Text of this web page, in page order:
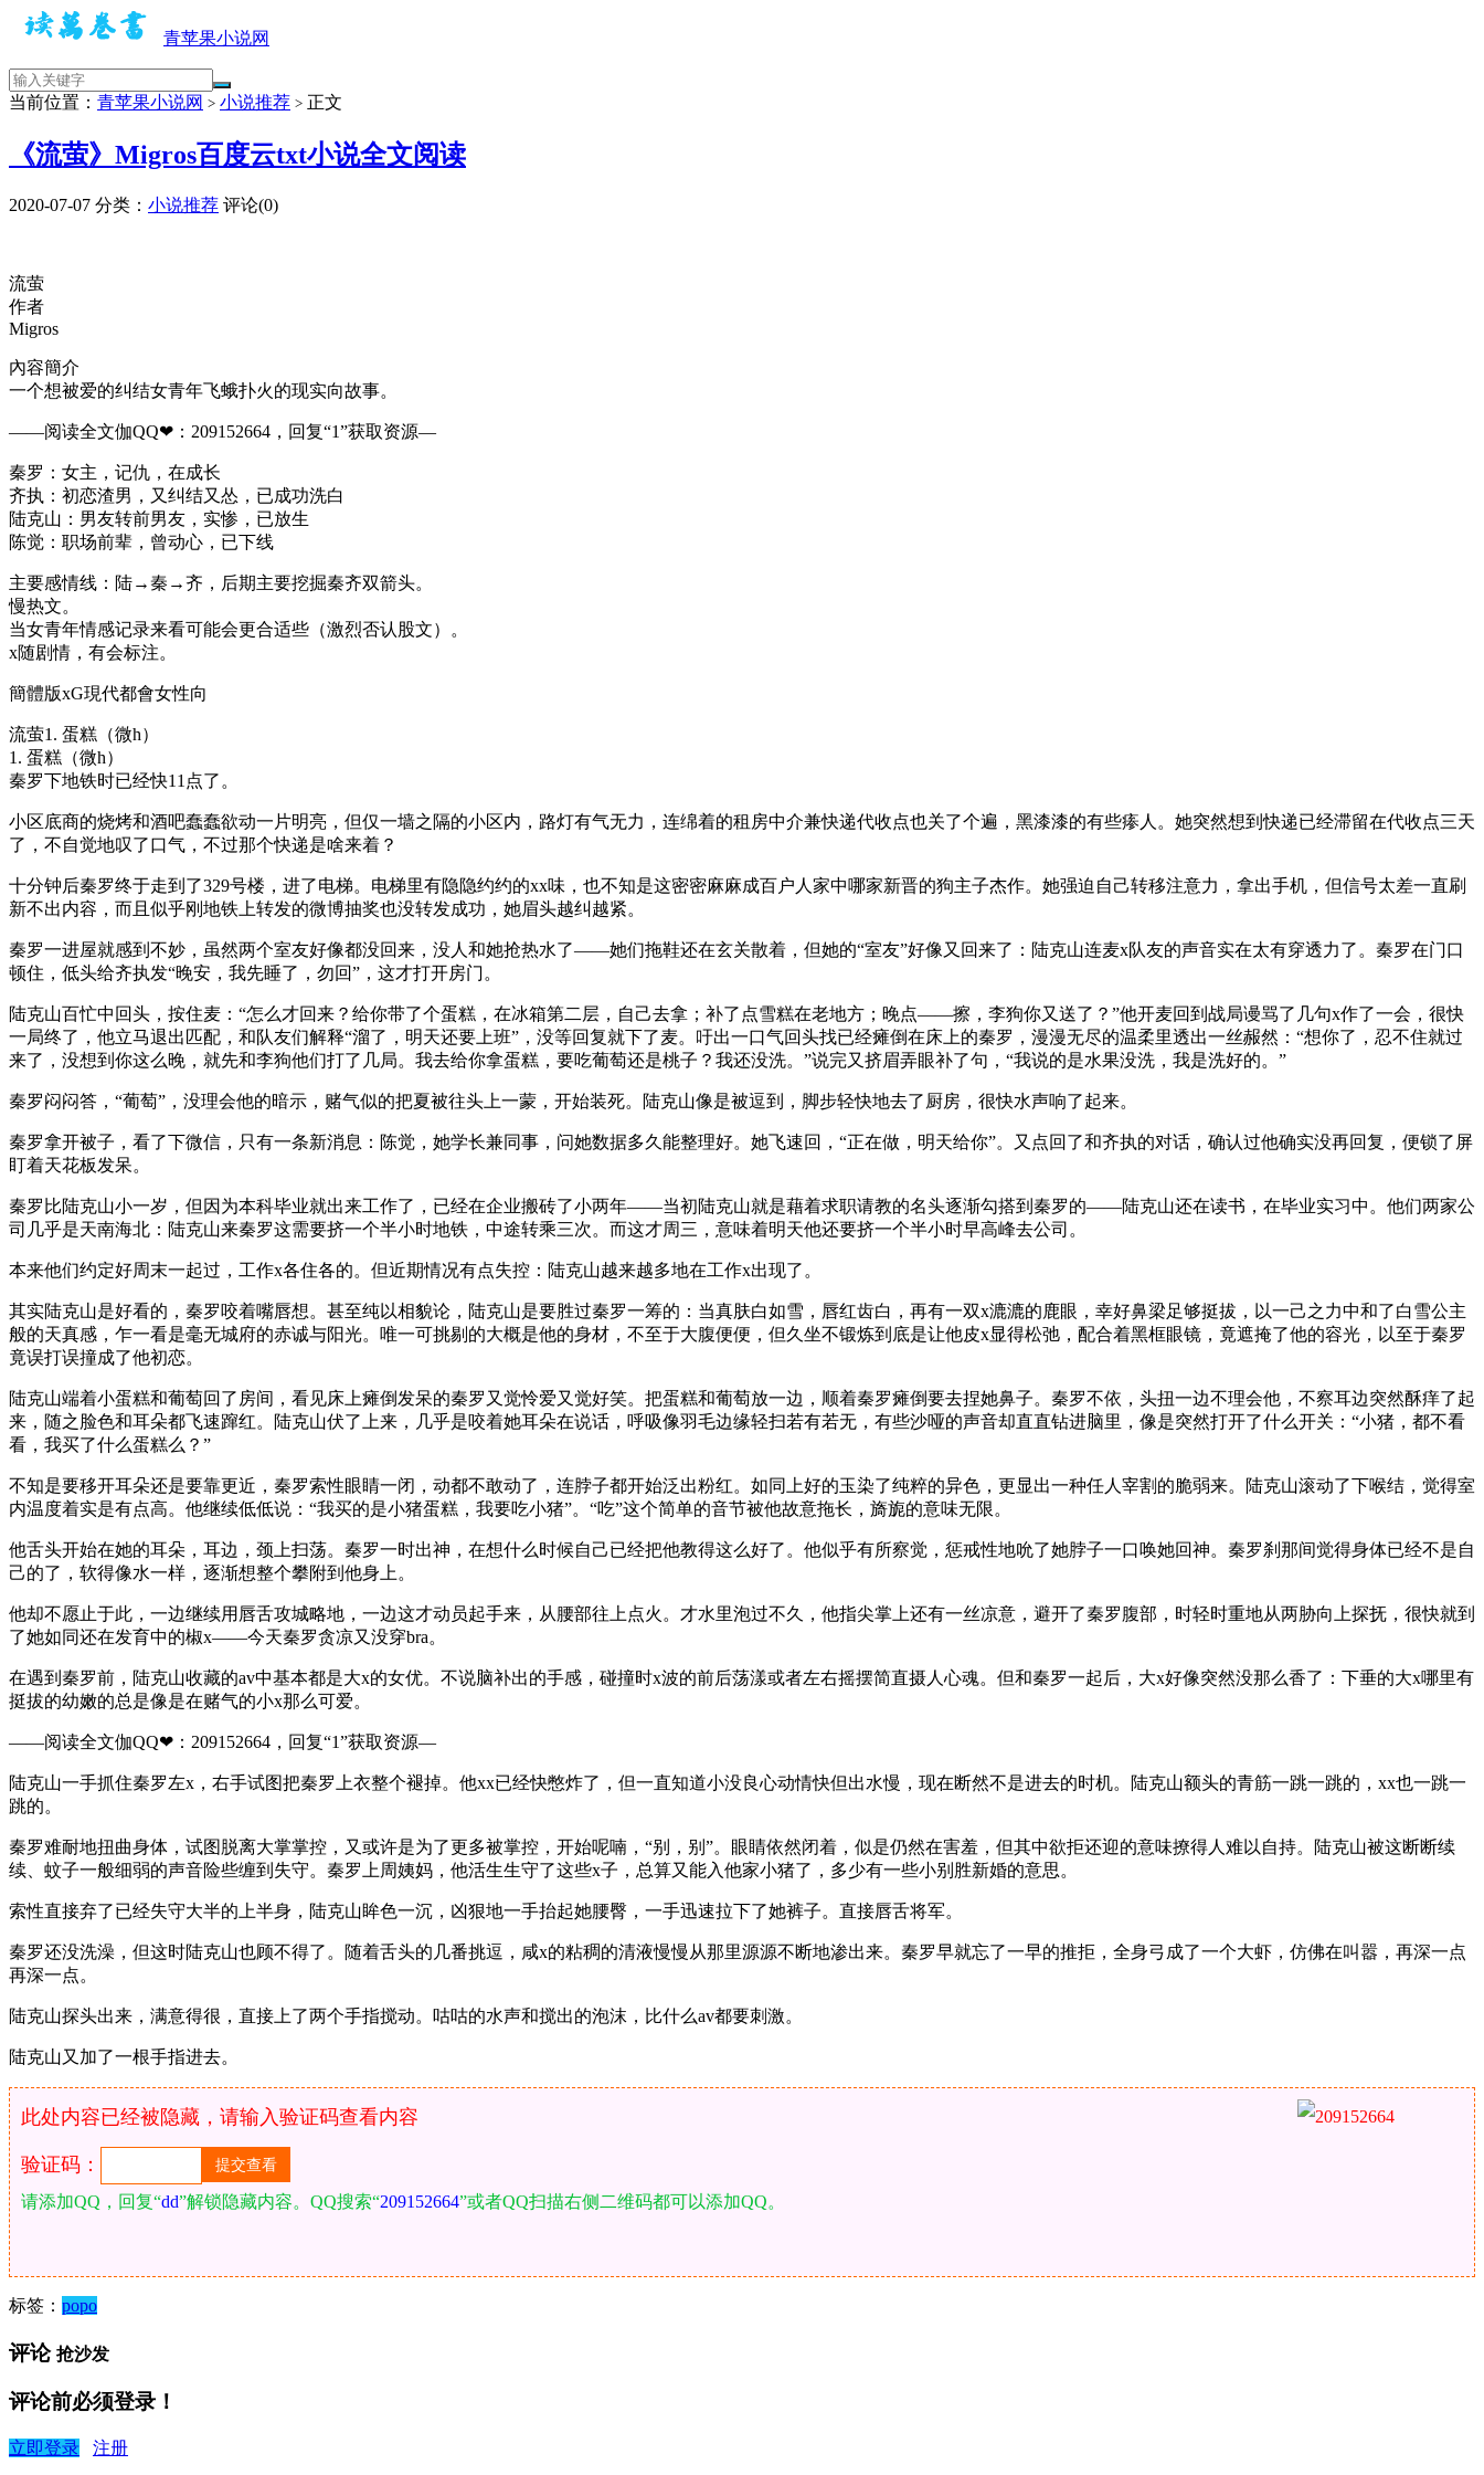
青苹果小说网
当前位置： 青苹果小说网 > 小说推荐 > 正文
《流萤》Migros百度云txt小说全文阅读
2020-07-07 分类： 小说推荐 评论(0)
流萤
作者
Migros
內容簡介
一个想被爱的纠结女青年飞蛾扑火的现实向故事。
——阅读全文伽QQ❤：209152664，回复“1”获取资源—
秦罗：女主，记仇，在成长
齐执：初恋渣男，又纠结又怂，已成功洗白
陆克山：男友转前男友，实惨，已放生
陈觉：职场前辈，曾动心，已下线
主要感情线：陆→秦→齐，后期主要挖掘秦齐双箭头。
慢热文。
当女青年情感记录来看可能会更合适些（激烈否认股文）。
x随剧情，有会标注。
簡體版xG現代都會女性向
流萤1. 蛋糕（微h）
1. 蛋糕（微h）
秦罗下地铁时已经快11点了。
小区底商的烧烤和酒吧蠢蠢欲动一片明亮，但仅一墙之隔的小区内，路灯有气无力，连绵着的租房中介兼快递代收点也关了个遍，黑漆漆的有些瘆人。她突然想到快递已经滞留在代收点三天
了，不自觉地叹了口气，不过那个快递是啥来着？
十分钟后秦罗终于走到了329号楼，进了电梯。电梯里有隐隐约约的xx味，也不知是这密密麻麻成百户人家中哪家新晋的狗主子杰作。她强迫自己转移注意力，拿出手机，但信号太差一直刷
新不出内容，而且似乎刚地铁上转发的微博抽奖也没转发成功，她眉头越纠越紧。
秦罗一进屋就感到不妙，虽然两个室友好像都没回来，没人和她抢热水了——她们拖鞋还在玄关散着，但她的“室友”好像又回来了：陆克山连麦x队友的声音实在太有穿透力了。秦罗在门口
顿住，低头给齐执发“晚安，我先睡了，勿回”，这才打开房门。
陆克山百忙中回头，按住麦：“怎么才回来？给你带了个蛋糕，在冰箱第二层，自己去拿；补了点雪糕在老地方；晚点——擦，李狗你又送了？”他开麦回到战局谩骂了几句x作了一会，很快
一局终了，他立马退出匹配，和队友们解释“溜了，明天还要上班”，没等回复就下了麦。吁出一口气回头找已经瘫倒在床上的秦罗，漫漫无尽的温柔里透出一丝赧然：“想你了，忍不住就过
来了，没想到你这么晚，就先和李狗他们打了几局。我去给你拿蛋糕，要吃葡萄还是桃子？我还没洗。”说完又挤眉弄眼补了句，“我说的是水果没洗，我是洗好的。”
秦罗闷闷答，“葡萄”，没理会他的暗示，赌气似的把夏被往头上一蒙，开始装死。陆克山像是被逗到，脚步轻快地去了厨房，很快水声响了起来。
秦罗拿开被子，看了下微信，只有一条新消息：陈觉，她学长兼同事，问她数据多久能整理好。她飞速回，“正在做，明天给你”。又点回了和齐执的对话，确认过他确实没再回复，便锁了屏
盯着天花板发呆。
秦罗比陆克山小一岁，但因为本科毕业就出来工作了，已经在企业搬砖了小两年——当初陆克山就是藉着求职请教的名头逐渐勾搭到秦罗的——陆克山还在读书，在毕业实习中。他们两家公
司几乎是天南海北：陆克山来秦罗这需要挤一个半小时地铁，中途转乘三次。而这才周三，意味着明天他还要挤一个半小时早高峰去公司。
本来他们约定好周末一起过，工作x各住各的。但近期情况有点失控：陆克山越来越多地在工作x出现了。
其实陆克山是好看的，秦罗咬着嘴唇想。甚至纯以相貌论，陆克山是要胜过秦罗一筹的：当真肤白如雪，唇红齿白，再有一双x漉漉的鹿眼，幸好鼻梁足够挺拔，以一己之力中和了白雪公主
般的天真感，乍一看是毫无城府的赤诚与阳光。唯一可挑剔的大概是他的身材，不至于大腹便便，但久坐不锻炼到底是让他皮x显得松弛，配合着黑框眼镜，竟遮掩了他的容光，以至于秦罗
竟误打误撞成了他初恋。
陆克山端着小蛋糕和葡萄回了房间，看见床上瘫倒发呆的秦罗又觉怜爱又觉好笑。把蛋糕和葡萄放一边，顺着秦罗瘫倒要去捏她鼻子。秦罗不依，头扭一边不理会他，不察耳边突然酥痒了起
来，随之脸色和耳朵都飞速蹿红。陆克山伏了上来，几乎是咬着她耳朵在说话，呼吸像羽毛边缘轻扫若有若无，有些沙哑的声音却直直钻进脑里，像是突然打开了什么开关：“小猪，都不看
看，我买了什么蛋糕么？”
不知是要移开耳朵还是要靠更近，秦罗索性眼睛一闭，动都不敢动了，连脖子都开始泛出粉红。如同上好的玉染了纯粹的异色，更显出一种任人宰割的脆弱来。陆克山滚动了下喉结，觉得室
内温度着实是有点高。他继续低低说：“我买的是小猪蛋糕，我要吃小猪”。“吃”这个简单的音节被他故意拖长，旖旎的意味无限。
他舌头开始在她的耳朵，耳边，颈上扫荡。秦罗一时出神，在想什么时候自己已经把他教得这么好了。他似乎有所察觉，惩戒性地吮了她脖子一口唤她回神。秦罗刹那间觉得身体已经不是自
己的了，软得像水一样，逐渐想整个攀附到他身上。
他却不愿止于此，一边继续用唇舌攻城略地，一边这才动员起手来，从腰部往上点火。才水里泡过不久，他指尖掌上还有一丝凉意，避开了秦罗腹部，时轻时重地从两胁向上探抚，很快就到
了她如同还在发育中的椒x——今天秦罗贪凉又没穿bra。
在遇到秦罗前，陆克山收藏的av中基本都是大x的女优。不说脑补出的手感，碰撞时x波的前后荡漾或者左右摇摆简直摄人心魂。但和秦罗一起后，大x好像突然没那么香了：下垂的大x哪里有
挺拔的幼嫩的总是像是在赌气的小x那么可爱。
——阅读全文伽QQ❤：209152664，回复“1”获取资源—
陆克山一手抓住秦罗左x，右手试图把秦罗上衣整个褪掉。他xx已经快憋炸了，但一直知道小没良心动情快但出水慢，现在断然不是进去的时机。陆克山额头的青筋一跳一跳的，xx也一跳一
跳的。
秦罗难耐地扭曲身体，试图脱离大掌掌控，又或许是为了更多被掌控，开始呢喃，“别，别”。眼睛依然闭着，似是仍然在害羞，但其中欲拒还迎的意味撩得人难以自持。陆克山被这断断续
续、蚊子一般细弱的声音险些缠到失守。秦罗上周姨妈，他活生生守了这些x子，总算又能入他家小猪了，多少有一些小别胜新婚的意思。
索性直接弃了已经失守大半的上半身，陆克山眸色一沉，凶狠地一手抬起她腰臀，一手迅速拉下了她裤子。直接唇舌将军。
秦罗还没洗澡，但这时陆克山也顾不得了。随着舌头的几番挑逗，咸x的粘稠的清液慢慢从那里源源不断地渗出来。秦罗早就忘了一早的推拒，全身弓成了一个大虾，仿佛在叫嚣，再深一点
再深一点。
陆克山探头出来，满意得很，直接上了两个手指搅动。咕咕的水声和搅出的泡沫，比什么av都要刺激。
陆克山又加了一根手指进去。
此处内容已经被隐藏，请输入验证码查看内容
验证码：
请添加QQ，回复“dd”解锁隐藏内容。QQ搜索“209152664”或者QQ扫描右侧二维码都可以添加QQ。
标签： popo
评论 抢沙发
评论前必须登录！
立即登录 注册